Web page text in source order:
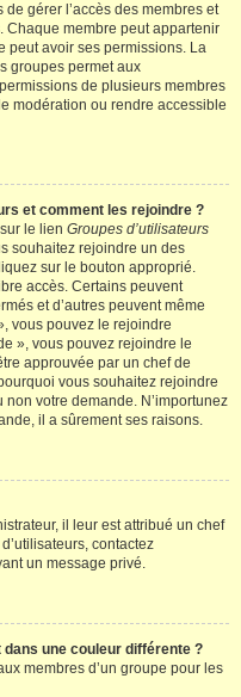
gérer l’accès des membres et
Chaque membre peut appartenir
peut avoir ses permissions. La
groupes permet aux
de plusieurs membres
modération ou rendre accessible
et comment les rejoindre ?
le lien Groupes d’utilisateurs
souhaitez rejoindre un des
sur le bouton approprié.
accès. Certains peuvent
et d’autres peuvent même
vous pouvez le rejoindre
», vous pouvez rejoindre le
approuvée par un chef de
vous souhaitez rejoindre
votre demande. N’importunez
il a sûrement ses raisons.
il leur est attribué un chef
contactez
un message privé.
une couleur différente ?
membres d’un groupe pour les